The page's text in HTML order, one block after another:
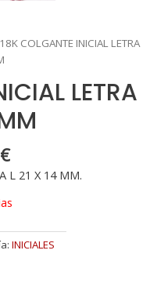
COLGANTE INICIAL LETRA
LETRA
€
L 21 X 14 MM.
INICIALES